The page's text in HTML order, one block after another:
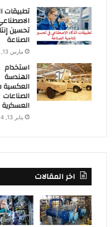
تطبيقات
تحسين
الصناعة
مارس 13, 2024
استخدام
الهندسة
الصناعات
العسكرية
يناير 13, 2024
اخر المقالات